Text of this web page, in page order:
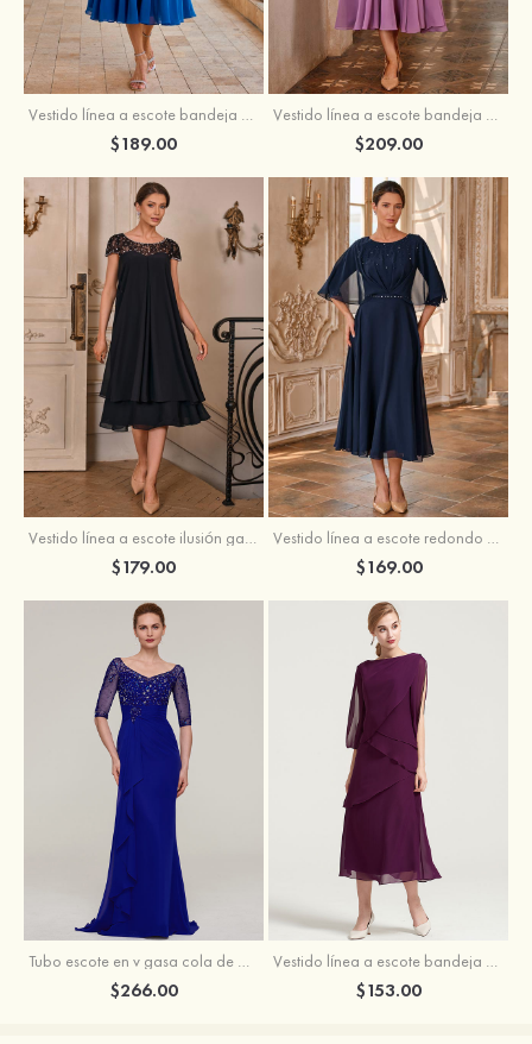
Vestido línea a escote bandeja gasa hasta la tibia vestido de madrina
$189.00
Vestido línea a escote bandeja gasa hasta la tibia vestido de madrina
$209.00
Vestido línea a escote ilusión gasa hasta la tibia vestido de madrina
$179.00
Vestido línea a escote redondo gasa hasta la tibia vestido de madrina
$169.00
Tubo escote en v gasa cola de barrido vestido de madrina
$266.00
Vestido línea a escote bandeja gasa hasta la tibia vestido de madrina
$153.00